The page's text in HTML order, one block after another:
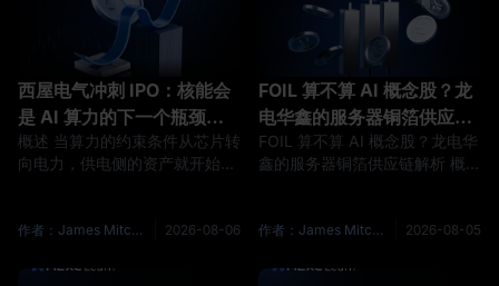
西屋电气冲刺 IPO：核能会
是 AI 算力的下一个瓶颈交
易吗？
概述 当算力的约束条件从芯片转
向电力，供电侧的资产就开始被
Company）确认已向美国证券
行的注册文件草案。路透社的报
作者：James Mitchell 2026-08-06
FOIL 算不算 AI 概念股？龙
电华鑫的服务器铜箔供应链
解析
FOIL 算不算 AI 概念股？龙电华
鑫的服务器铜箔供应链解析 概述
电华鑫生产 GPU、服务器或数
进入高性能印刷电路板所需的高
作者：James Mitchell 2026-08-05